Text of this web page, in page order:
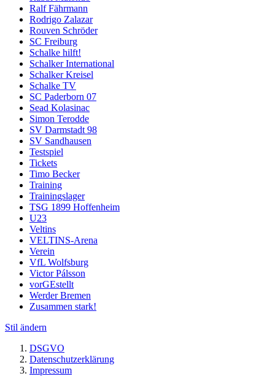
Ralf Fährmann
Rodrigo Zalazar
Rouven Schröder
SC Freiburg
Schalke hilft!
Schalker International
Schalker Kreisel
Schalke TV
SC Paderborn 07
Sead Kolasinac
Simon Terodde
SV Darmstadt 98
SV Sandhausen
Testspiel
Tickets
Timo Becker
Training
Trainingslager
TSG 1899 Hoffenheim
U23
Veltins
VELTINS-Arena
Verein
VfL Wolfsburg
Victor Pálsson
vorGEstellt
Werder Bremen
Zusammen stark!
Stil ändern
DSGVO
Datenschutzerklärung
Impressum